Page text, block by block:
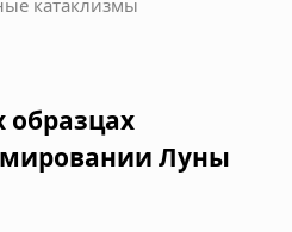
катаклизмы
образцах
Луны